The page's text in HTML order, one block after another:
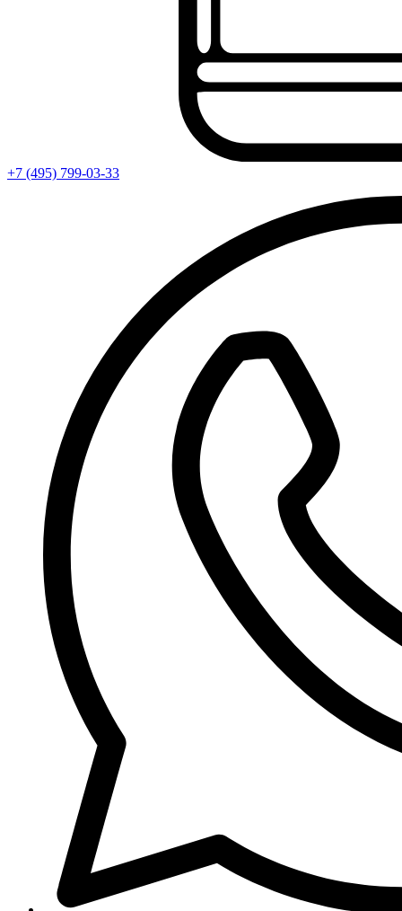
+7 (495) 799-03-33